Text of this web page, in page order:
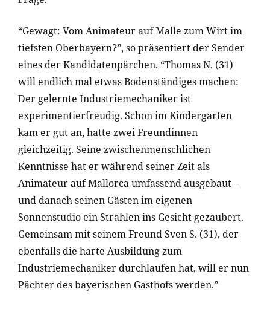
“Gewagt: Vom Animateur auf Malle zum Wirt im
tiefsten Oberbayern?”, so präsentiert der Sender
eines der Kandidatenpärchen. “Thomas N. (31)
will endlich mal etwas Bodenständiges machen:
Der gelernte Industriemechaniker ist
experimentierfreudig. Schon im Kindergarten
kam er gut an, hatte zwei Freundinnen
gleichzeitig. Seine zwischenmenschlichen
Kenntnisse hat er während seiner Zeit als
Animateur auf Mallorca umfassend ausgebaut –
und danach seinen Gästen im eigenen
Sonnenstudio ein Strahlen ins Gesicht gezaubert.
Gemeinsam mit seinem Freund Sven S. (31), der
ebenfalls die harte Ausbildung zum
Industriemechaniker durchlaufen hat, will er nun
Pächter des bayerischen Gasthofs werden.”